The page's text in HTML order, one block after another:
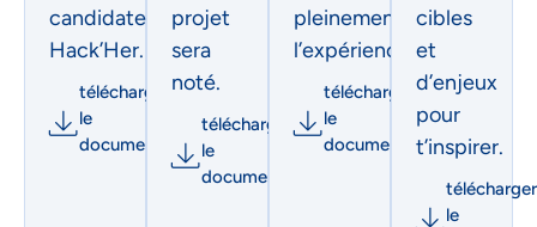
candidate
Hack’Her.
télécharger
le
document
projet
sera
noté.
télécharger
le
document
pleinement
l’expérience.
télécharger
le
document
cibles
et
d’enjeux
pour
t’inspirer.
télécharger
le